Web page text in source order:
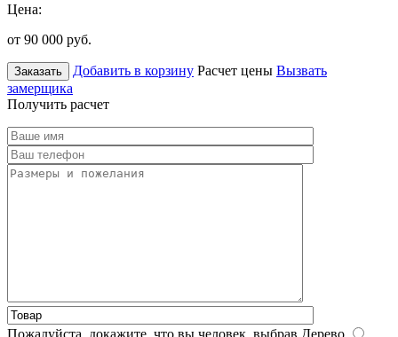
Цена:
от 90 000 руб.
Заказать Добавить в корзину Расчет цены Вызвать
замерщика
Получить расчет
Пожалуйста, докажите, что вы человек, выбрав Дерево